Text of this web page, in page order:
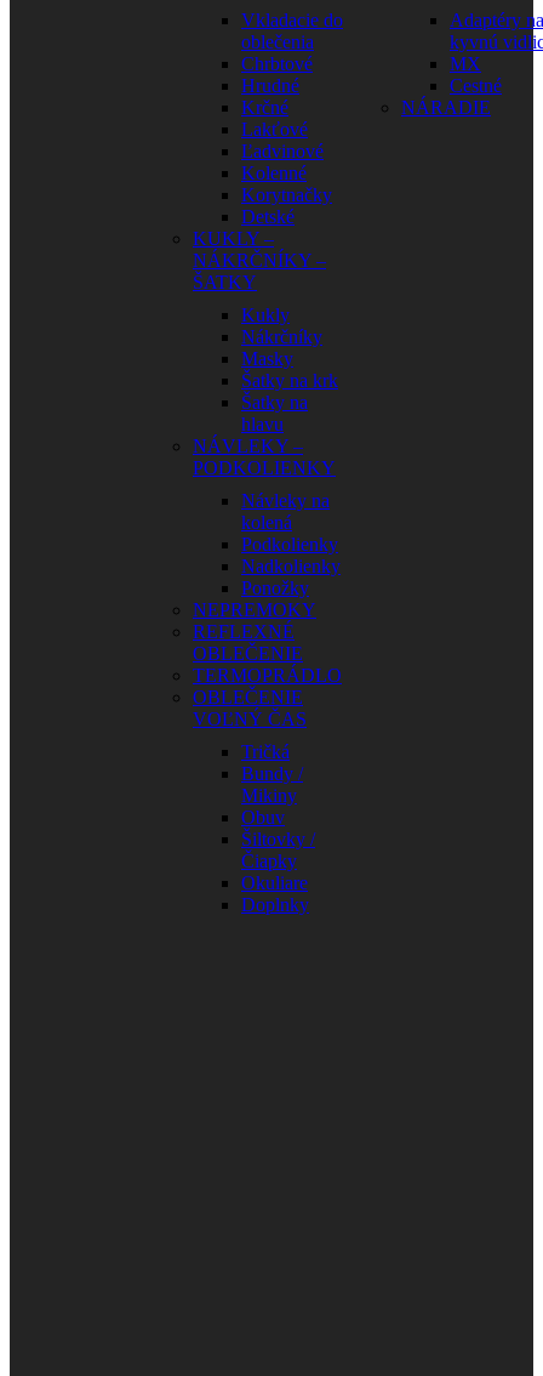
Vkladacie do
oblečenia
Chrbtové
Hrudné
Krčné
Lakťové
Ľadvinové
Kolenné
Korytnačky
Detské
KUKLY –
NÁKRČNÍKY –
ŠATKY
Kukly
Nákrčníky
Masky
Šatky na krk
Šatky na
hlavu
NÁVLEKY –
PODKOLIENKY
Návleky na
kolená
Podkolienky
Nadkolienky
Ponožky
NEPREMOKY
REFLEXNÉ
OBLEČENIE
TERMOPRÁDLO
OBLEČENIE
VOĽNÝ ČAS
Tričká
Bundy /
Mikiny
Obuv
Šiltovky /
Čiapky
Okuliare
Doplnky
Adaptéry na
kyvnú
MX
Cestné
NÁRADIE